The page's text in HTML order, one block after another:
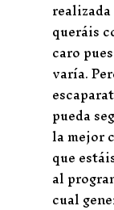
queráis
caro
varía.
pueda
la mejor
que
al
cual